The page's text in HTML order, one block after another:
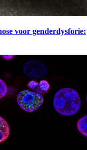
voor genderdysforie: